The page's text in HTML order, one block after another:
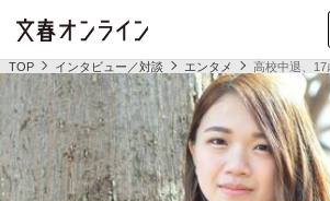
TOP インタビュー／対談 エンタメ 高校中退、